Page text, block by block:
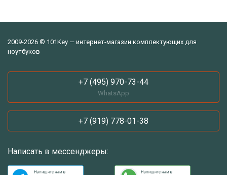
2009-2026 © 101Key — интернет-магазин комплектующих для
ноутбуков
+7 (495) 970-73-44
WhatsApp
+7 (919) 778-01-38
Написать в мессенджеры: